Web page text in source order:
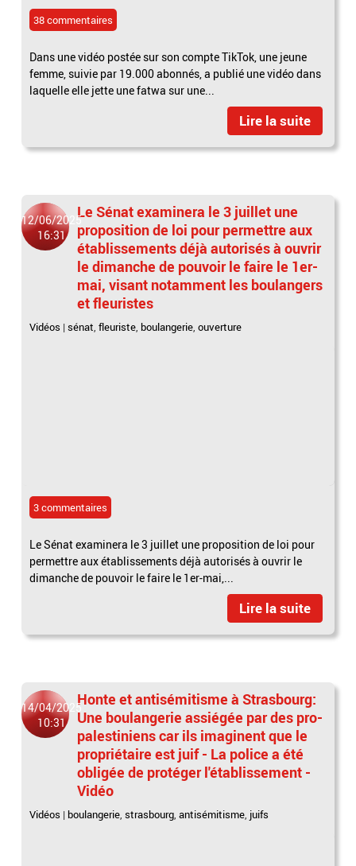
38 commentaires
Dans une vidéo postée sur son compte TikTok, une jeune
femme, suivie par 19.000 abonnés, a publié une vidéo dans
laquelle elle jette une fatwa sur une...
Lire la suite
12/06/2025
16:31
Le Sénat examinera le 3 juillet une
proposition de loi pour permettre aux
établissements déjà autorisés à ouvrir
le dimanche de pouvoir le faire le 1er-
mai, visant notamment les boulangers
et fleuristes
Vidéos |sénat,fleuriste, boulangerie,ouverture
3 commentaires
Le Sénat examinera le 3 juillet une proposition de loi pour
permettre aux établissements déjà autorisés à ouvrir le
dimanche de pouvoir le faire le 1er-mai,...
Lire la suite
14/04/2025
10:31
Honte et antisémitisme à Strasbourg:
Une boulangerie assiégée par des pro-
palestiniens car ils imaginent que le
propriétaire est juif - La police a été
obligée de protéger l'établissement -
Vidéo
Vidéos | boulangerie,strasbourg,antisémitisme, juifs